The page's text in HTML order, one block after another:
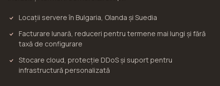
Locații servere în Bulgaria, Olanda și Suedia
Facturare lunară, reduceri pentru termene mai lungi și fără
taxă de configurare
Stocare cloud, protecție DDoS și suport pentru
infrastructură personalizată